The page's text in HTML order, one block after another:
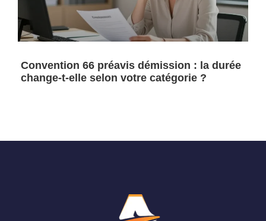
Convention 66 préavis démission : la durée
change-t-elle selon votre catégorie ?